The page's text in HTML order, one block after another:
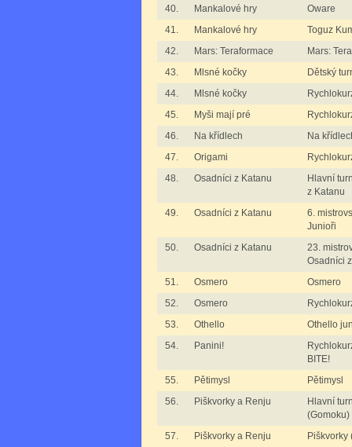
40.
Mankalové hry
Oware
41.
Mankalové hry
Toguz
42.
Mars: Teraformace
Mars:
43.
Mlsné kočky
Dětský
44.
Mlsné kočky
45.
Myši mají pré
46.
Na křídlech
Na
47.
Origami
48.
Osadníci z Katanu
Hlavní
z Katanu
49.
Osadníci z Katanu
6.
Junioři
50.
Osadníci z Katanu
23.
Osadníci
51.
Osmero
Osmero
52.
Osmero
53.
Othello
Othello
54.
Panini!
BITE!
55.
Pětimysl
Pětimysl
56.
Piškvorky a Renju
Hlavní
(Gomoku)
57.
Piškvorky a Renju
Piškvorky